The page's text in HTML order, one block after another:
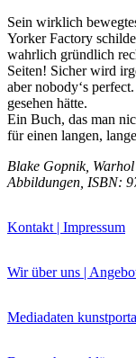
Marc
Sein wirklich
Yorker Factory
wahrlich gründlich
Seiten! Sicher wird
aber nobody‘s
gesehen hätte.
Ein Buch, das man
für einen langen,
Blake Gopnik,
Abbildungen, ISBN:
Kontakt | Impressum
Wir über uns |
Mediadaten